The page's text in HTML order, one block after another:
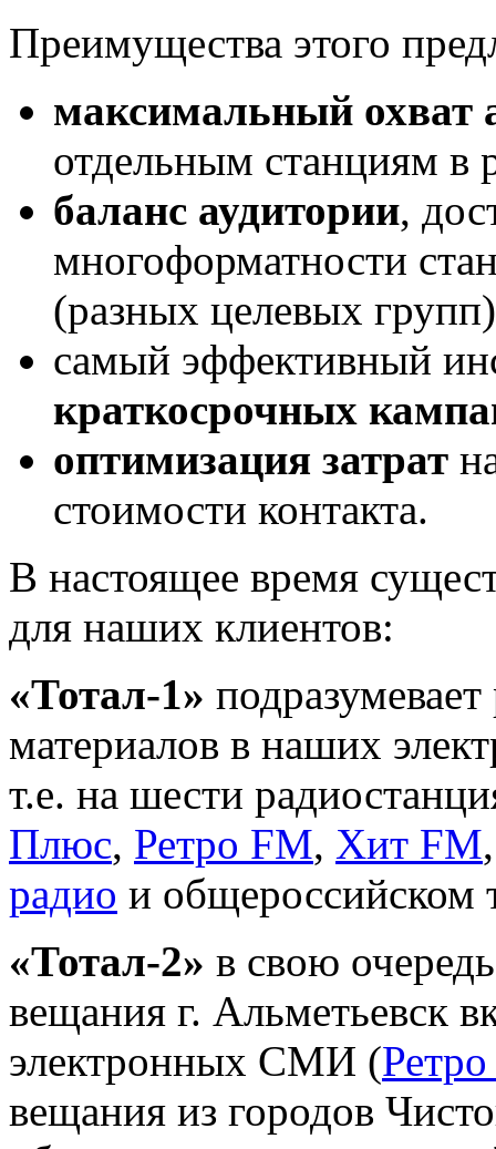
Преимущества этого
максимальный охват
отдельным станциям в
баланс аудитории,
многоформатности
(разных целевых
самый эффективный
краткосрочных
оптимизация затрат
стоимости контакта.
В настоящее время
для наших клиентов:
«Тотал-1»
материалов в наших
т.е. на шести
Плюс, Ретро FM, Хит FM
радио и общероссийском
«Тотал-2» в свою
вещания г. Альметьевск
электронных СМИ (
вещания из городов